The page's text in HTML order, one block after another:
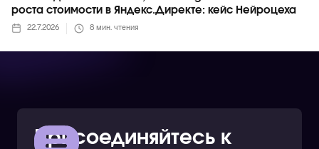
роста стоимости в Яндекс.Директе: кейс Нейроцеха
22.7.2026 8 мин. чтения
Присоединяйтесь к